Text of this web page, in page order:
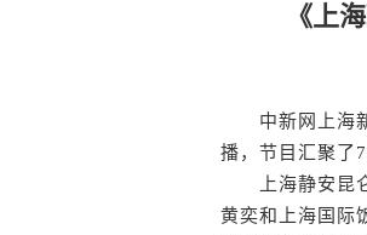
《上
中新网上海新
播，节目汇聚了
上海静安昆仑
黄奕和上海国际